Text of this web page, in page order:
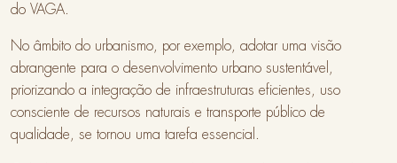
do VAGA.
No âmbito do urbanismo, por exemplo, adotar uma visão
abrangente para o desenvolvimento urbano sustentável,
priorizando a integração de infraestruturas eficientes, uso
consciente de recursos naturais e transporte público de
qualidade, se tornou uma tarefa essencial.